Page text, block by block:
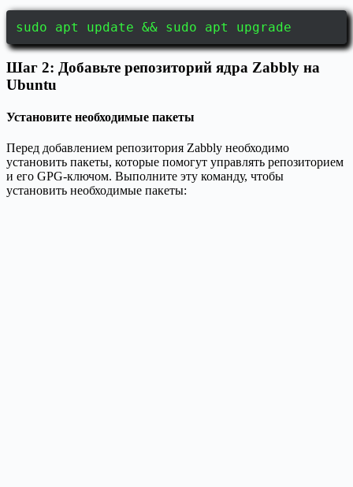
sudo apt update && sudo apt upgrade
Шаг 2: Добавьте репозиторий ядра Zabbly на
Ubuntu
Установите необходимые пакеты
Перед добавлением репозитория Zabbly необходимо
установить пакеты, которые помогут управлять репозиторием
и его GPG-ключом. Выполните эту команду, чтобы
установить необходимые пакеты: